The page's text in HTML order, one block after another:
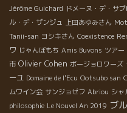
Jérôme Guichard ドメーヌ・デ・サ
ル・デ・ザンジュ
上田あゆみさん
Tanii-san ヨシキさん Coexistence
ワ じゃんぼもち Amis Buvons ツアー
市 Olivier Cohen ボージョロワーズ
ーユ Domaine de l'Ecu Ootsubo san
ムワイン会 サンジョゼフ Abriou シャ
philosophie Le Nouvel An 2019 ブ